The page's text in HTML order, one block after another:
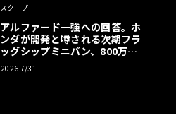
スクープ
アルファード一強への回答。ホ
ンダが開発と噂される次期フラ
ッグシップミニバン、800万円
超の勝算【予想CG】
2026 7/31